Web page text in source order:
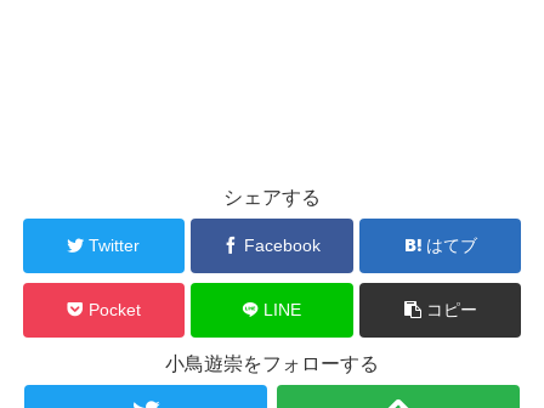
シェアする
Twitter Facebook はてブ
Pocket LINE コピー
小鳥遊崇をフォローする